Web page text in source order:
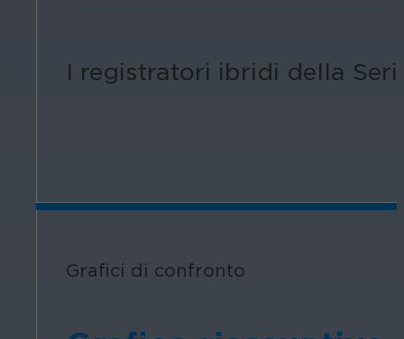
I registratori ibridi della
Grafici di confronto